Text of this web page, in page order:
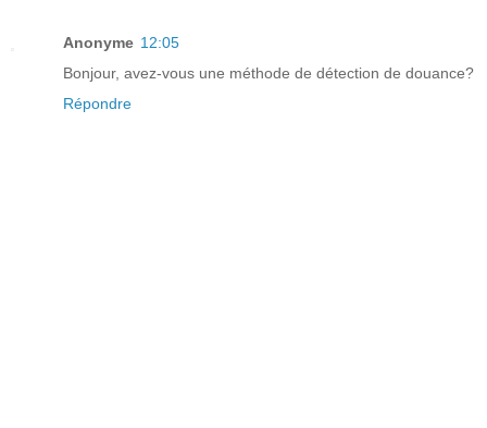
Anonyme 12:05
Bonjour, avez-vous une méthode de détection de douance?
Répondre